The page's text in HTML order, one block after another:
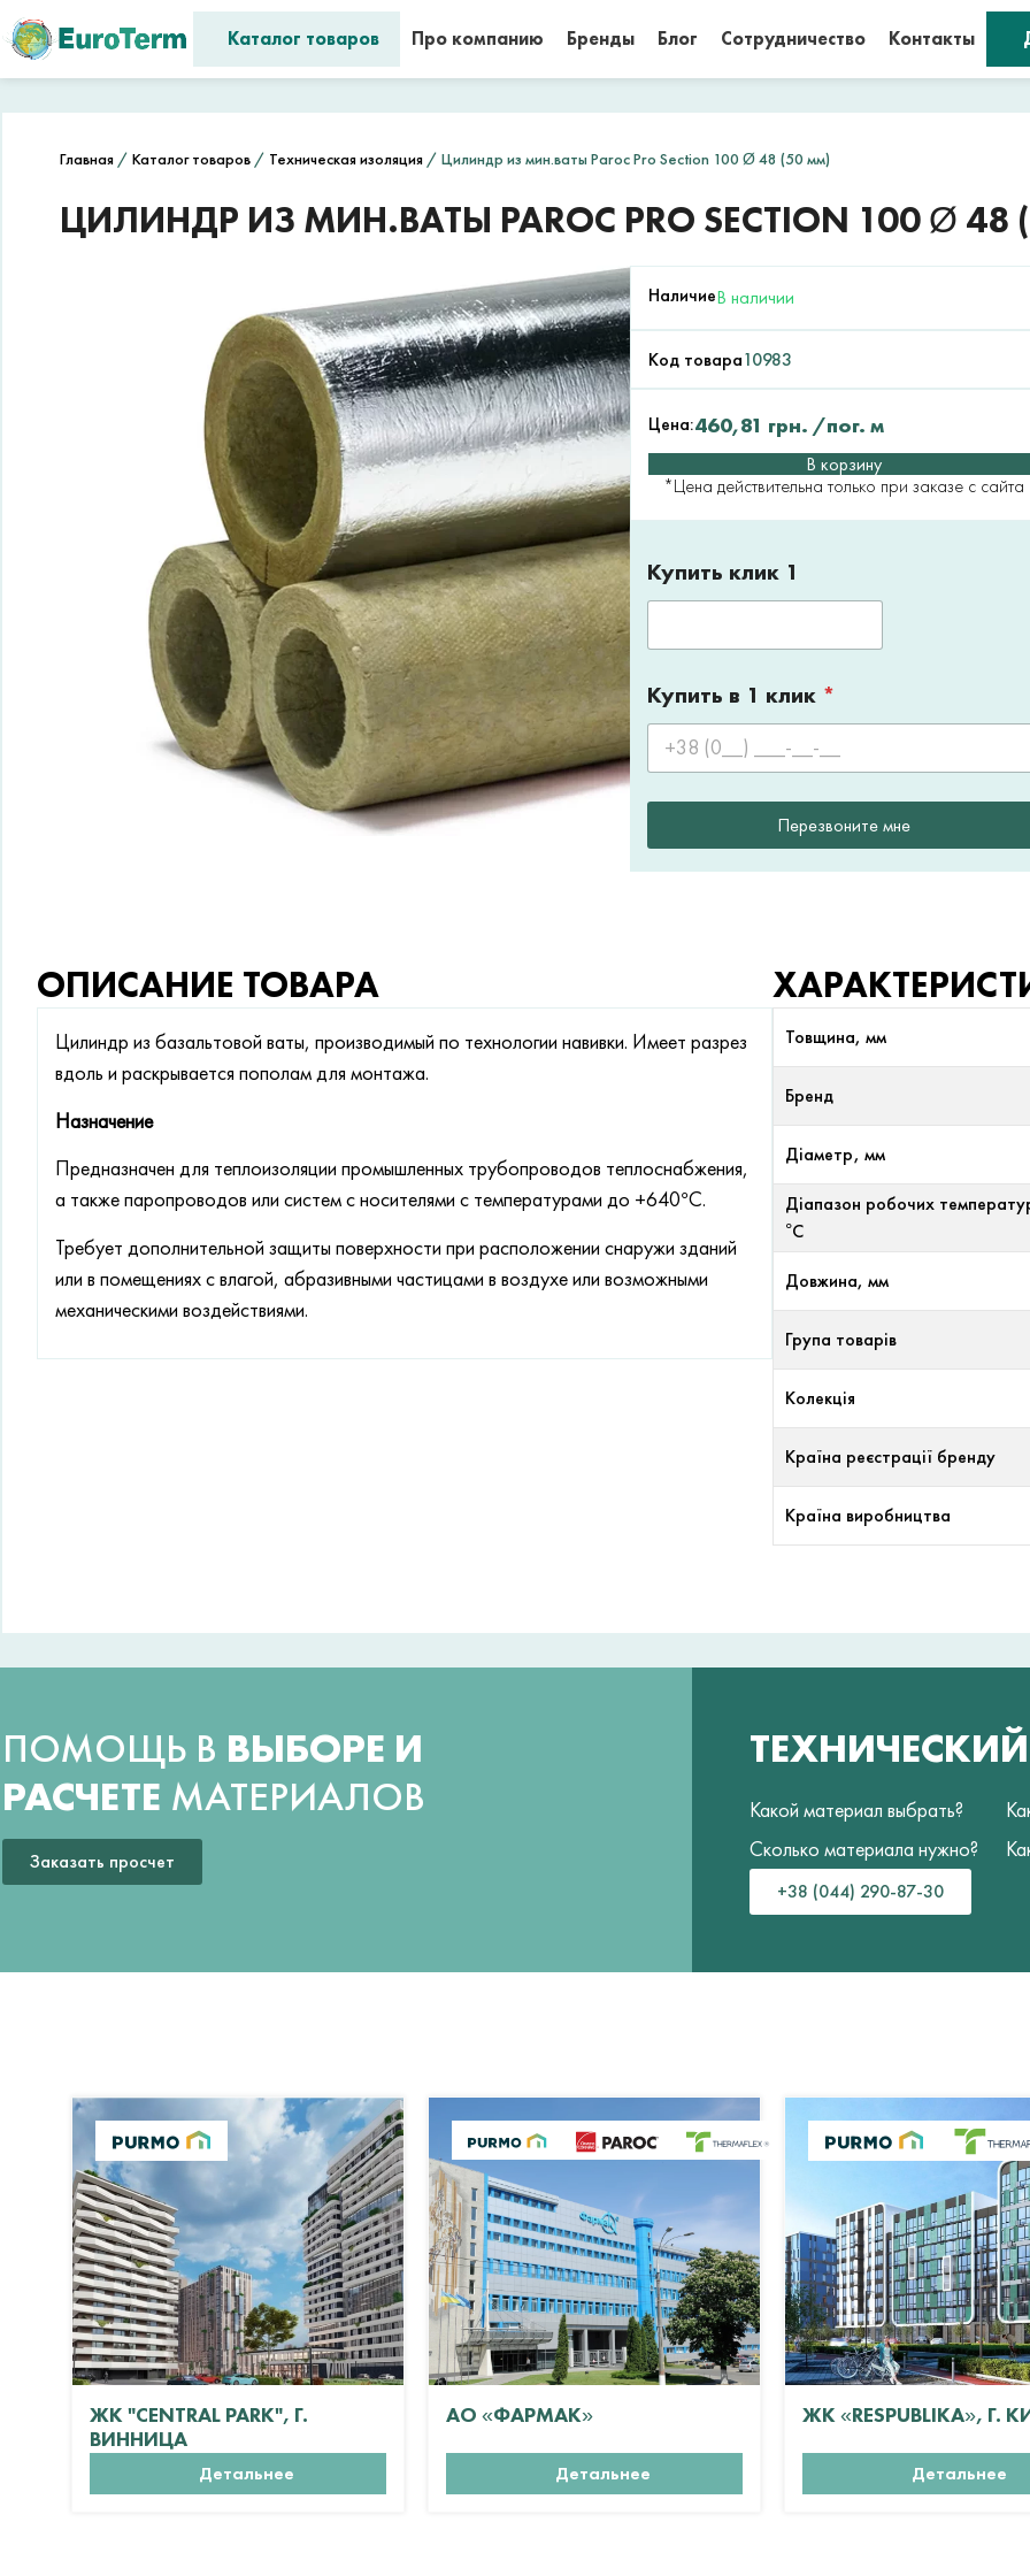
Каталог товаров Про компанию Бренды Блог Сотрудничество Контакты
Главная / Каталог товаров / Техническая изоляция / Цилиндр из мин.ваты Paroc Pro Section 100 Ø 48 (50 мм)
ЦИЛИНДР ИЗ МИН.ВАТЫ PAROC PRO SECTION 100 Ø
НаличиеВ наличии
Код товара10983
Цена:460,81 грн. /пог. м
В корзину
*Цена действительна только при заказе с сайта
Купить клик 1
Купить в 1 клик *
Перезвоните мне
ОПИСАНИЕ ТОВАРА
Цилиндр из базальтовой ваты, производимый по технологии навивки. Имеет разрез
вдоль и раскрывается пополам для монтажа.
Назначение
Предназначен для теплоизоляции промышленных трубопроводов теплоснабжения,
а также паропроводов или систем с носителями с температурами до +640°С.
Требует дополнительной защиты поверхности при расположении снаружи зданий
или в помещениях с влагой, абразивными частицами в воздухе или возможными
механическими воздействиями.
Товщина, мм
Бренд
Діаметр, мм
Діапазон робочих
°С
Довжина, мм
Група товарів
Колекція
Країна реєстрації бренду
Країна виробництва
ПОМОЩЬ В ВЫБОРЕ И
РАСЧЕТЕ МАТЕРИАЛОВ
Заказать просчет
Какой материал выбрать?
Сколько материала нужно?
+38 (044) 290-87-30
ЖК "CENTRAL PARK", Г.
ВИННИЦА
Детальнее
АО «ФАРМАК»
Детальнее
ЖК «RESPUBLIKA», Г.
Детальнее